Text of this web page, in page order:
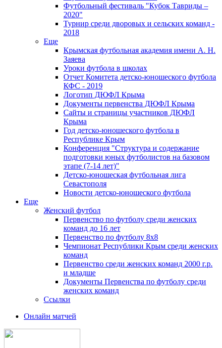
Футбольный фестиваль "Кубок Тавриды –
2020"
Турнир среди дворовых и сельских команд -
2018
Еще
Крымская футбольная академия имени А. Н.
Заяева
Уроки футбола в школах
Отчет Комитета детско-юношеского футбола
КФС - 2019
Логотип ДЮФЛ Крыма
Документы первенства ДЮФЛ Крыма
Сайты и страницы участников ДЮФЛ
Крыма
Год детско-юношеского футбола в
Республике Крым
Конференция "Структура и содержание
подготовки юных футболистов на базовом
этапе (7-14 лет)"
Детско-юношеская футбольная лига
Севастополя
Новости детско-юношеского футбола
Еще
Женский футбол
Первенство по футболу среди женских
команд до 16 лет
Первенство по футболу 8х8
Чемпионат Республики Крым среди женских
команд
Первенство среди женских команд 2000 г.р.
и младше
Документы Первенства по футболу среди
женских команд
Ссылки
Онлайн матчей